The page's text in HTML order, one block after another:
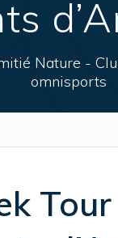
Nature -
omnisports